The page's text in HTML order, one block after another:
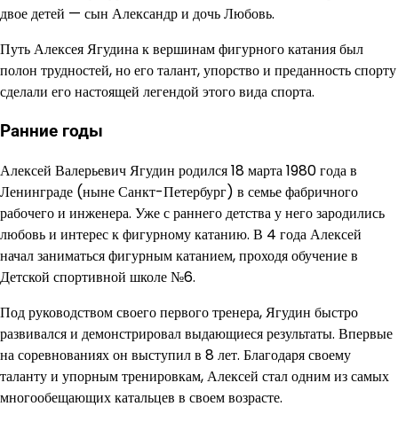
двое детей — сын Александр и дочь Любовь.
Путь Алексея Ягудина к вершинам фигурного катания был
полон трудностей, но его талант, упорство и преданность спорту
сделали его настоящей легендой этого вида спорта.
Ранние годы
Алексей Валерьевич Ягудин родился 18 марта 1980 года в
Ленинграде (ныне Санкт-Петербург) в семье фабричного
рабочего и инженера. Уже с раннего детства у него зародились
любовь и интерес к фигурному катанию. В 4 года Алексей
начал заниматься фигурным катанием, проходя обучение в
Детской спортивной школе №6.
Под руководством своего первого тренера, Ягудин быстро
развивался и демонстрировал выдающиеся результаты. Впервые
на соревнованиях он выступил в 8 лет. Благодаря своему
таланту и упорным тренировкам, Алексей стал одним из самых
многообещающих катальцев в своем возрасте.